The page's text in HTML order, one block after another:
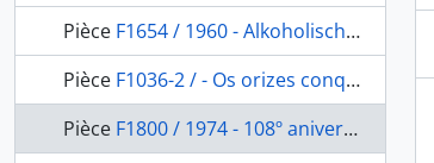
Pièce F1654 / 1960 - Alkoholische Getränke bei den Naturvölkern Südamerikas
Pièce F1036-2 / - Os orizes conquistados: ou noticia da conversão dos indomitos Orizes Procazes.
Pièce F1800 / 1974 - 108º aniversário do Museu Paraense Emílio Goeldi: Síntese de sua história.